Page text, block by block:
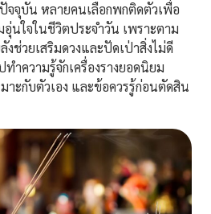
จจุบัน หลายคนเลือกพกติดตัวเพื่อ
นใจในชีวิตประจำวัน เพราะตาม
งช่วยเสริมดวงและปัดเป่าสิ่งไม่ดี
ำความรู้จักเครื่องรางยอดนิยม
าะกับตัวเอง และข้อควรรู้ก่อนตัดสิน